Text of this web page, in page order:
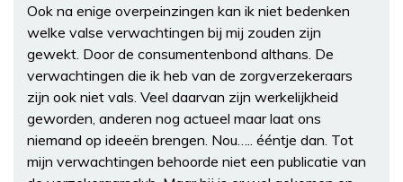
Ook na enige overpeinzingen kan ik niet bedenken
welke valse verwachtingen bij mij zouden zijn
gewekt. Door de consumentenbond althans. De
verwachtingen die ik heb van de zorgverzekeraars
zijn ook niet vals. Veel daarvan zijn werkelijkheid
geworden, anderen nog actueel maar laat ons
niemand op ideeën brengen. Nou….. ééntje dan. Tot
mijn verwachtingen behoorde niet een publicatie van